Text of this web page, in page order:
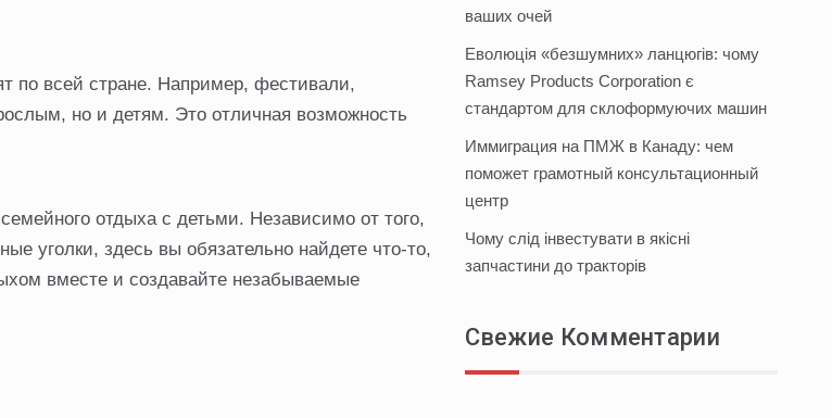
по всей стране. Например, фестивали,
но и детям. Это отличная возможность
отдыха с детьми. Независимо от того,
уголки, здесь вы обязательно найдете что-то,
вместе и создавайте незабываемые
ваших очей
Еволюція «безшумних» ланцюгів: чому
Ramsey Products Corporation є
стандартом для склоформуючих машин
Иммиграция на ПМЖ в Канаду: чем
поможет грамотный консультационный
центр
Чому слід інвестувати в якісні
запчастини до тракторів
Свежие Комментарии